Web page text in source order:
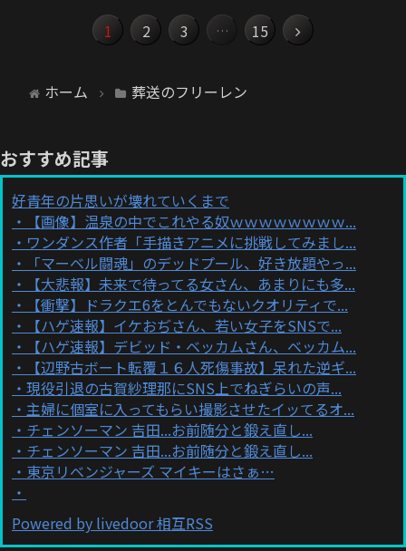
1 2 3 … 15
ホーム 葬送のフリーレン
おすすめ記事
好青年の片思いが壊れていくまで
【画像】温泉の中でこれやる奴ｗｗｗｗｗｗｗｗ...
ワンダンス作者「手描きアニメに挑戦してみまし...
「マーベル闘魂」のデッドプール、好き放題やっ...
【大悲報】未来で待ってる女さん、あまりにも多...
【衝撃】ドラクエ6をとんでもないクオリティで...
【ハゲ速報】イケおぢさん、若い女子をSNSで...
【ハゲ速報】デビッド・ベッカムさん、ベッカム...
【辺野古ボート転覆１６人死傷事故】呆れた逆ギ...
現役引退の古賀紗理那にSNS上でねぎらいの声...
主婦に個室に入ってもらい撮影させたイッてるオ...
チェンソーマン 吉田...お前随分と鍛え直し...
チェンソーマン 吉田...お前随分と鍛え直し...
東京リベンジャーズ マイキーはさぁ…
Powered by livedoor 相互RSS